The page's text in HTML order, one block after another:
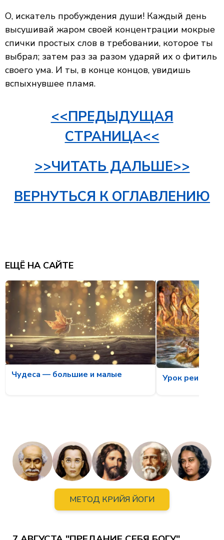
О, искатель пробуждения души! Каждый день
высушивай жаром своей концентрации мокрые
спички простых слов в требовании, которое ты
выбрал; затем раз за разом ударяй их о фитиль
своего ума. И ты, в конце концов, увидишь
вспыхнувшее пламя.
<<ПРЕДЫДУЩАЯ
СТРАНИЦА<<
>>ЧИТАТЬ ДАЛЬШЕ>>
ВЕРНУТЬСЯ К ОГЛАВЛЕНИЮ
ЕЩЁ НА САЙТЕ
Чудеса — большие и малые Урок
МЕТОД КРИЙЯ ЙОГИ